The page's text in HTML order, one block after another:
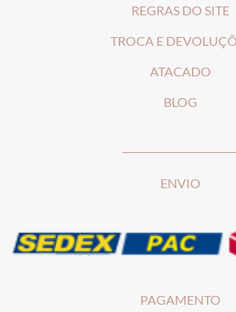
REGRAS DO SITE
TROCA E
ATACADO
BLOG
ENVIO
PAGAMENTO